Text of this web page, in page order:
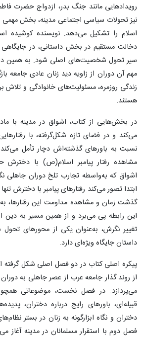
رویدادهایی مانند جنگ بدر، ازدواج حضرت
نیز تحولات سیاسی اجتماعی مدینه، بخش مهمی
اسلام را تشکیل می‌دهد. نویسنده کوشیده
دخالت مستقیم در بخش داستانی، در
سیر تحول شخصیت‌های اصلی شود. به همین
مهم آن دوران از زاویه دید زنان عادی جامعه
زندگی روزمره، مسئولیت‌های خانوادگی و تلاش
هستند.
در بخش‌هایی از کتاب، اشواق در مدینه با
می‌کند و در فضای تازه شکل‌گرفته، با
نسبت به باورهای گذشته‌اش دچار تأمل
مشاهده رفتار پیامبر اسلام(ص) با
اشواق که به‌واسطه تجارب تلخ دوران جاهلی
ابتدا تصور می‌کند رفتارهای پیامبر با دخترش تنها
گذشت زمان و مشاهده مداومت این رفتارها،
این رابطه پی می‌برد و از همین مسیر به دین
تغییر نگرش، به‌عنوان یکی از محورهای
داستان جایگاه ویژه‌ای دارد.
پیکره اصلی کتاب در دو فصل اصلی شکل
از روند گذار جامعه عرب از عصر جاهلی به
می‌پردازد. در فصل نخست، موضوعاتی
قبیله‌ای، باورهای رایج درباره دختران،
دختران و نگاه ابزارگونه به زنان در بستر
فصل دوم با استقرار مسلمانان در مدینه